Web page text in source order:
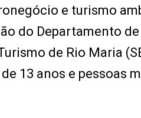
e turismo
do Departamento
de Rio Maria
13 anos e pessoas